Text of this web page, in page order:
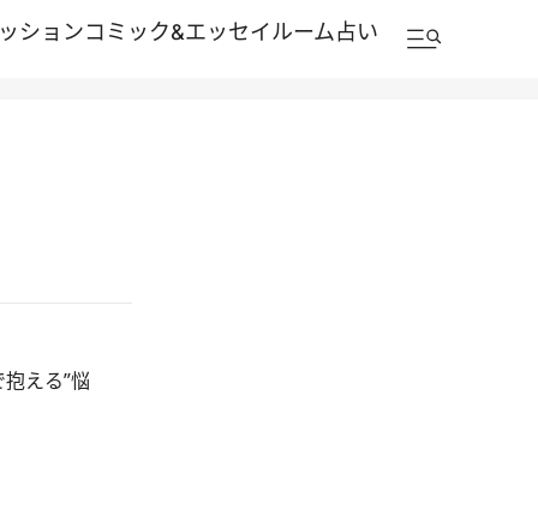
ションコミック&エッセイルーム占い
える”悩